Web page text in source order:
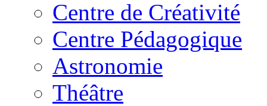
Centre de Créativité
Centre Pédagogique
Astronomie
Théâtre